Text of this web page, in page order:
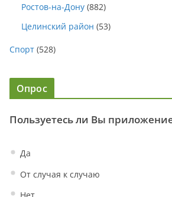
Ростов-на-Дону (882)
Целинский район (53)
Спорт (528)
Опрос
Пользуетесь ли Вы
Да
От случая к случаю